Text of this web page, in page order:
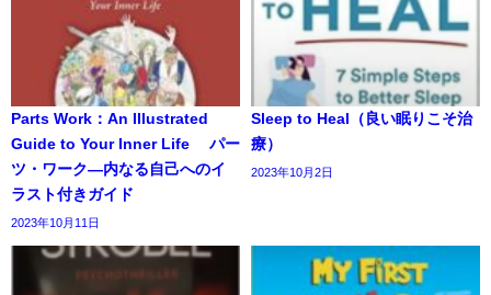
Parts Work：An Illustrated
Guide to Your Inner Life パー
ツ・ワーク―内なる自己へのイ
ラスト付きガイド
2023年10月11日
Sleep to Heal（良い眠りこそ治
療）
2023年10月2日